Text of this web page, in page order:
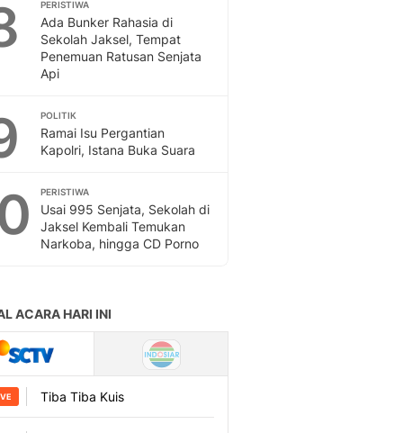
PERISTIWA
Ada Bunker Rahasia di
Sekolah Jaksel, Tempat
Penemuan Ratusan Senjata
Api
POLITIK
Ramai Isu Pergantian
Kapolri, Istana Buka Suara
PERISTIWA
Usai 995 Senjata, Sekolah di
Jaksel Kembali Temukan
Narkoba, hingga CD Porno